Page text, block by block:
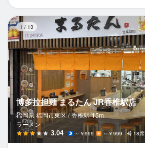
1 / 13
博多拉担麺 まるたん JR香椎駅店
福岡県 福岡市東区 / 香椎駅 15m
ラーメン
3.04 ～￥999 ～￥999 18席